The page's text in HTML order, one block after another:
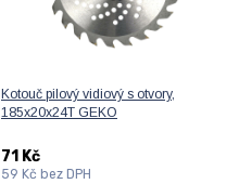
Kotouč pilový vidiový s otvory,
185x20x24T GEKO
71 Kč
59 Kč bez DPH